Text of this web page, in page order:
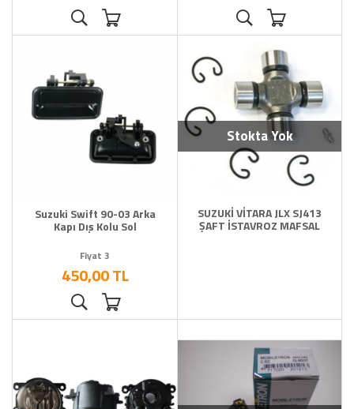
Toyota Yedek Parça
Vitara Yedek Parça
YAĞ Antifirz Ve Sıvı Ürünleri
Suzuki Swift 90-03 Arka
Kapı Dış Kolu Sol
Fiyat 3
450,00 TL
Stokta Yok
SUZUKİ VİTARA JLX SJ413
ŞAFT İSTAVROZ MAFSAL